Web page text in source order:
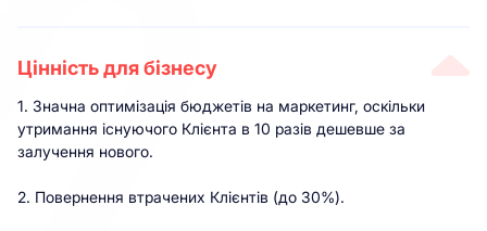
Цінність для бізнесу
1. Значна оптимізація бюджетів на маркетинг, оскільки
утримання існуючого Клієнта в 10 разів дешевше за
залучення нового.
2. Повернення втрачених Клієнтів (до 30%).